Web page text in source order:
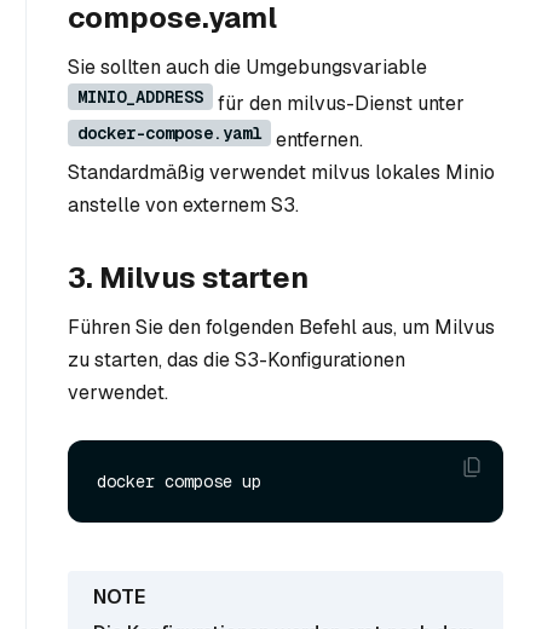
compose.yaml
Sie sollten auch die Umgebungsvariable
MINIO_ADDRESS für den milvus-Dienst unter
docker-compose.yaml
entfernen.
Standardmäßig verwendet milvus lokales Minio
anstelle von externem S3.
3. Milvus starten
Führen Sie den folgenden Befehl aus, um Milvus
zu starten, das die S3-Konfigurationen
verwendet.